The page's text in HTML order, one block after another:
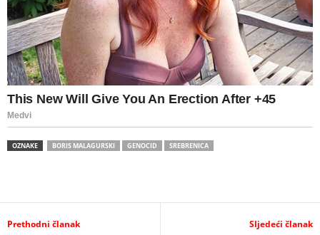
OZNAKE BORIS MALAGURSKI GENOCID SREBRENICA
Prethodni članak Sljedeći članak